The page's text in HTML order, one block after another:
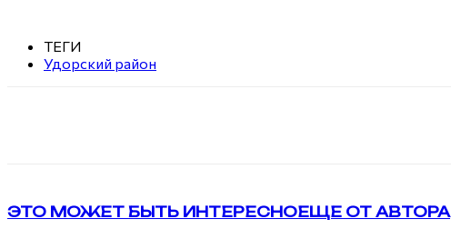
ТЕГИ
Удорский район
ЭТО МОЖЕТ БЫТЬ ИНТЕРЕСНОЕЩЕ ОТ АВТОРА